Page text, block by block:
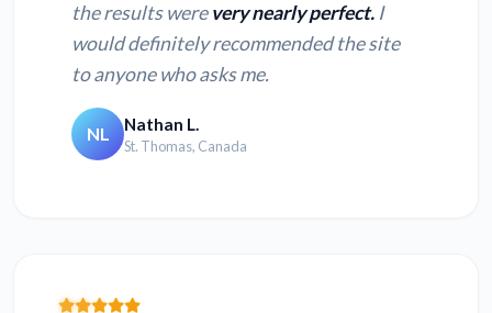
the results werevery nearly perfect. I
would definitely recommended the site
to anyone who asks me.
NL Nathan L.
St. Thomas, Canada